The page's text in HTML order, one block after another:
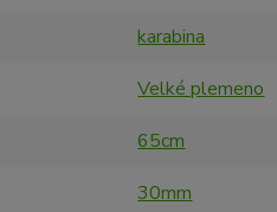
karabina
Velké plemeno
65cm
30mm